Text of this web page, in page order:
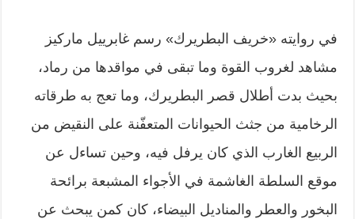
في روايته «خريف البطريرك» رسم غابرييل ماركيز
مشاهد لغروب القوة وما تبقى في مواقدها من رماد،
بحيث بدت أطلال قصر البطريرك، وما تعج به طرقاته
الرخامية من جثث الحيوانات المتعفّنة على النقيض من
الربيع الغارب الذي كان يرفل فيه، وحين تساءل عن
موقع السلطة الغاشمة في الأجواء المشبعة برائحة
البخور والعطر والمناديل البيضاء، كان كمن يبحث عن